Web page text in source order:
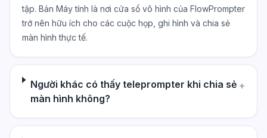
tập. Bản Máy tính là nơi cửa sổ vô hình của FlowPrompter
trở nên hữu ích cho các cuộc họp, ghi hình và chia sẻ
màn hình thực tế.
Người khác có thấy teleprompter khi chia sẻ
màn hình không?
+